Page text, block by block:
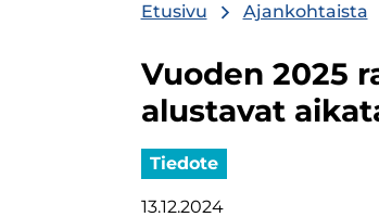
Etusivu Ajankohtaista
Vuoden 2025
alustavat
Tiedote
13.12.2024